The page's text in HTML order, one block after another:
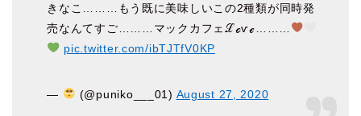
きなこ………もう既に美味しいこの2種類が同時発
売なんてすご………マックカフェℒℴѵℯ………
pic.twitter.com/ibTJTfV0KP
— (@puniko___01) August 27, 2020